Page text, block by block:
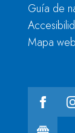
Guía de
Mapa web